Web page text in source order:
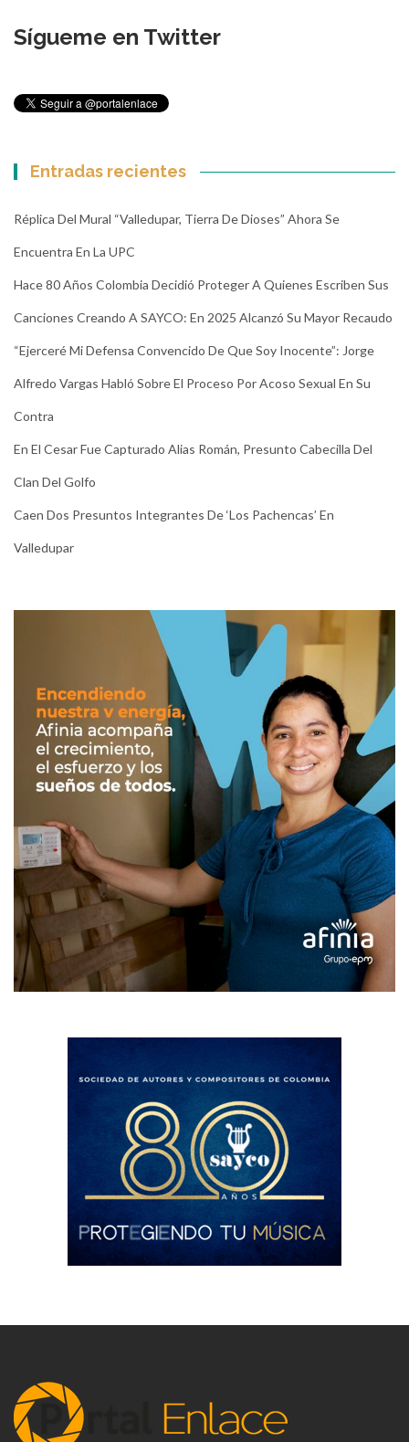
Sígueme en Twitter
Entradas recientes
Réplica Del Mural “Valledupar, Tierra De Dioses” Ahora Se
Encuentra En La UPC
Hace 80 Años Colombia Decidió Proteger A Quienes Escriben Sus
Canciones Creando A SAYCO: En 2025 Alcanzó Su Mayor Recaudo
“Ejerceré Mi Defensa Convencido De Que Soy Inocente”: Jorge
Alfredo Vargas Habló Sobre El Proceso Por Acoso Sexual En Su
Contra
En El Cesar Fue Capturado Alias Román, Presunto Cabecilla Del
Clan Del Golfo
Caen Dos Presuntos Integrantes De ‘Los Pachencas’ En
Valledupar